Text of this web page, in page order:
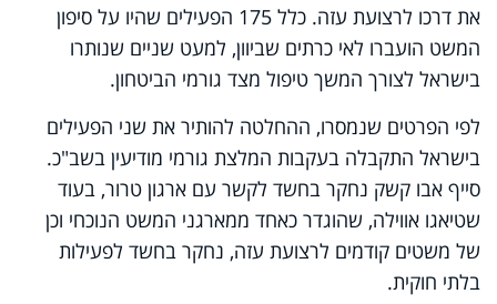
את דרכו לרצועת עזה. כלל 175 הפעילים שהיו על סיפון
המשט הועברו לאי כרתים שביוון, למעט שניים שנותרו
בישראל לצורך המשך טיפול מצד גורמי הביטחון.
לפי הפרטים שנמסרו, ההחלטה להותיר את שני הפעילים
בישראל התקבלה בעקבות המלצת גורמי מודיעין בשב"כ.
סייף אבו קשק נחקר בחשד לקשר עם ארגון טרור, בעוד
שטיאגו אווילה, שהוגדר כאחד ממארגני המשט הנוכחי וכן
של משטים קודמים לרצועת עזה, נחקר בחשד לפעילות
בלתי חוקית.